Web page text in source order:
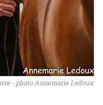
- photo Annemarie Ledoux